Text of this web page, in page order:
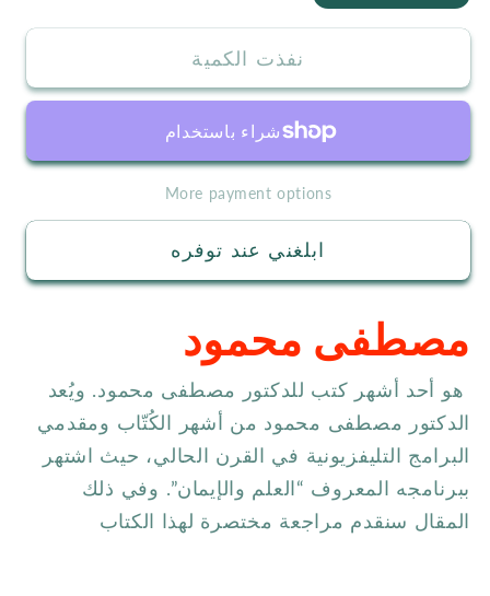
الله
رأيت
الله
نفذت الكمية
More payment options
ابلغني عند توفره
مصطفى محمود
هو أحد أشهر كتب للدكتور مصطفى محمود. ويُعد
الدكتور مصطفى محمود من أشهر الكُتّاب ومقدمي
البرامج التليفزيونية في القرن الحالي، حيث اشتهر
ببرنامجه المعروف “العلم والإيمان”. وفي ذلك
المقال سنقدم مراجعة مختصرة لهذا الكتاب